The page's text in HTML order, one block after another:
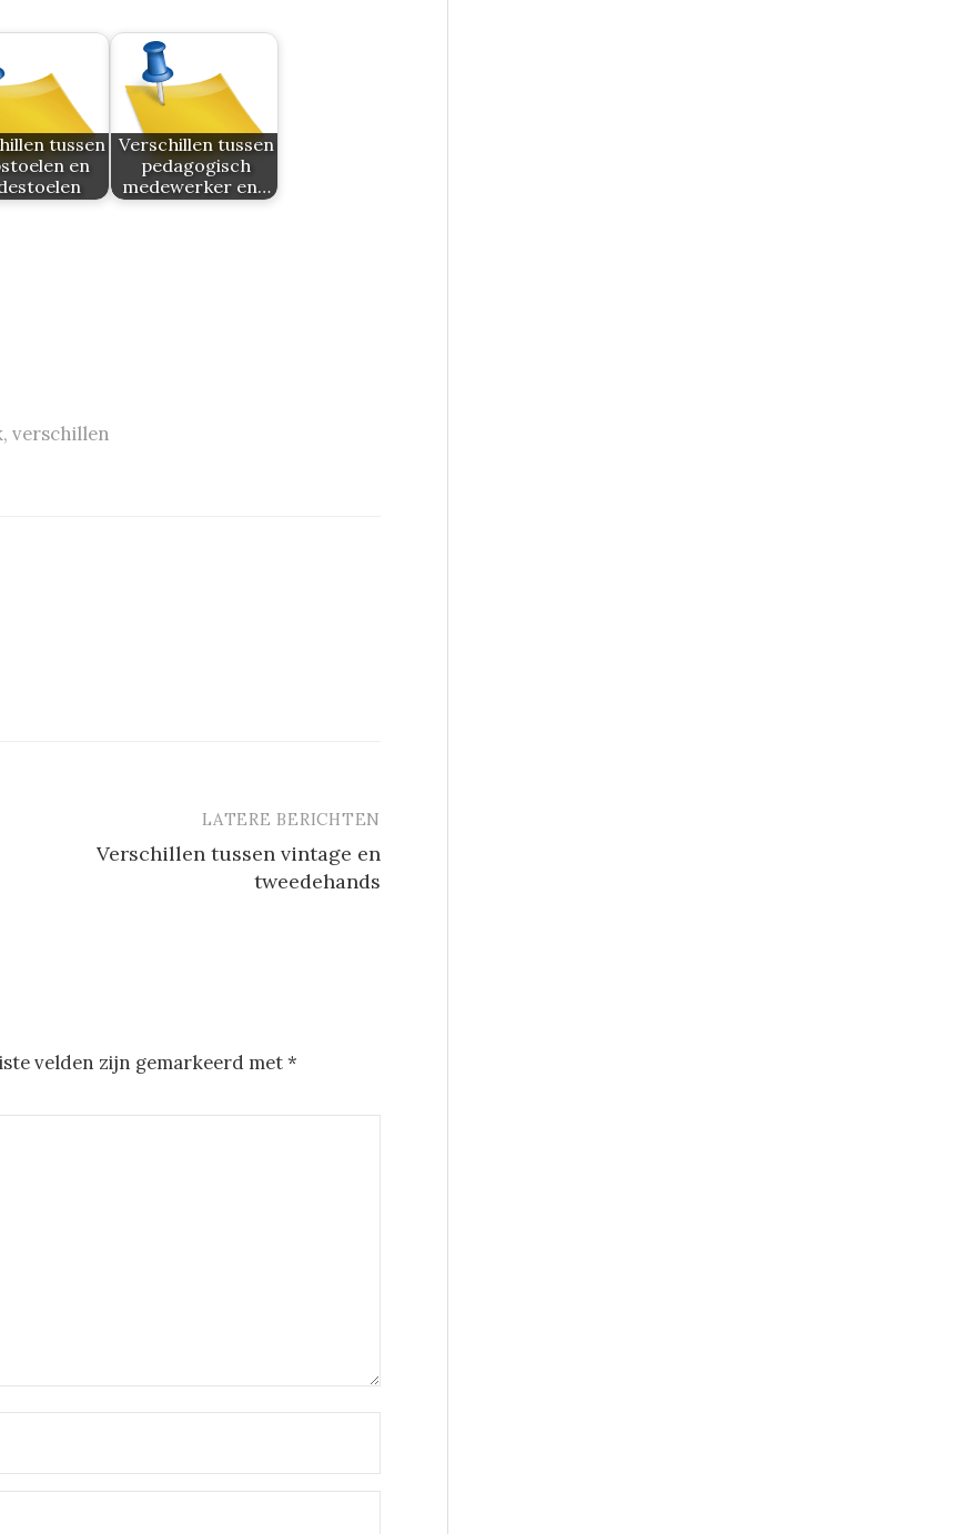
tussen
en
Verschillen tussen
pedagogisch
medewerker en…
, verschillen
LATERE BERICHTEN
Verschillen tussen vintage en
tweedehands
velden zijn gemarkeerd met*